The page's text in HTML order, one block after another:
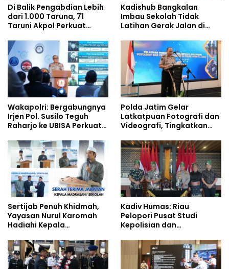
Di Balik Pengabdian Lebih
dari 1.000 Taruna, 71
Taruni Akpol Perkuat
Siswa Sekolah Rakyat
Kadishub Bangkalan
Imbau Sekolah Tidak
Latihan Gerak Jalan di
Wakapolri: Bergabungnya
Irjen Pol. Susilo Teguh
Raharjo ke UBISA Perkuat
Studi Kepolisian
Polda Jatim Gelar
Latkatpuan Fotografi dan
Videografi, Tingkatkan
Era Digital
Sertijab Penuh Khidmah,
Yayasan Nurul Karomah
Hadiahi Kepala
Umrah
Kadiv Humas: Riau
Pelopori Pusat Studi
Kepolisian dan
Policing Masuki Babak